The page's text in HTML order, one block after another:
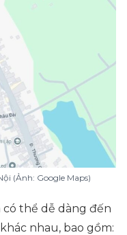
(Ảnh: Google Maps)
thể dễ dàng đến
nhau, bao gồm: